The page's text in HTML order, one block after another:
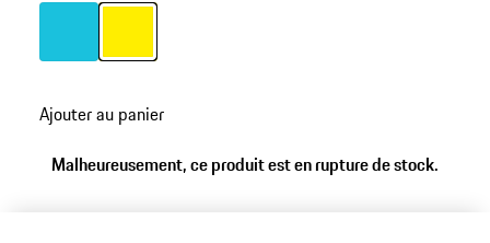
Ajouter au panier
Malheureusement, ce produit est en rupture de stock.